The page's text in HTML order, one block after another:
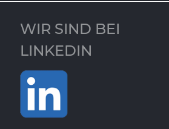
WIR SIND BEI
LINKEDIN